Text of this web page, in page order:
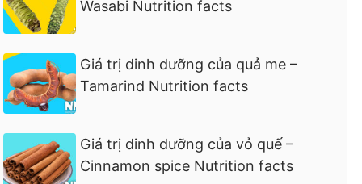
Wasabi Nutrition facts
Giá trị dinh dưỡng của quả me –
Tamarind Nutrition facts
Giá trị dinh dưỡng của vỏ quế –
Cinnamon spice Nutrition facts